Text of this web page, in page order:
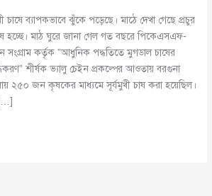
চাষে ব্যাপকভাবে ঝুঁকে পড়েছে। মাঠে দেখা গেছে প্রচুর
হচ্ছে। মাঠ ঘুরে জানা গেল গত বছরে পিকেএসএফ-
সংগ্রাম কর্তৃক ”আধুনিক পদ্ধতিতে মুগডাল চাষের
শীর্ষক ভ্যালু চেইন প্রকল্পের আওতায় বরগুনা
২৫০ জন কৃষকের মাধ্যমে সূর্যমুখী চাষ করা হয়েছিল।